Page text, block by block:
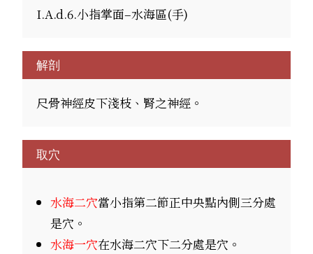
I.A.d.6.小指掌面–水海區(手)
解剖
尺骨神經皮下淺枝、腎之神經。
取穴
水海二穴當小指第二節正中央點內側三分處
是穴。
水海一穴在水海二穴下二分處是穴。